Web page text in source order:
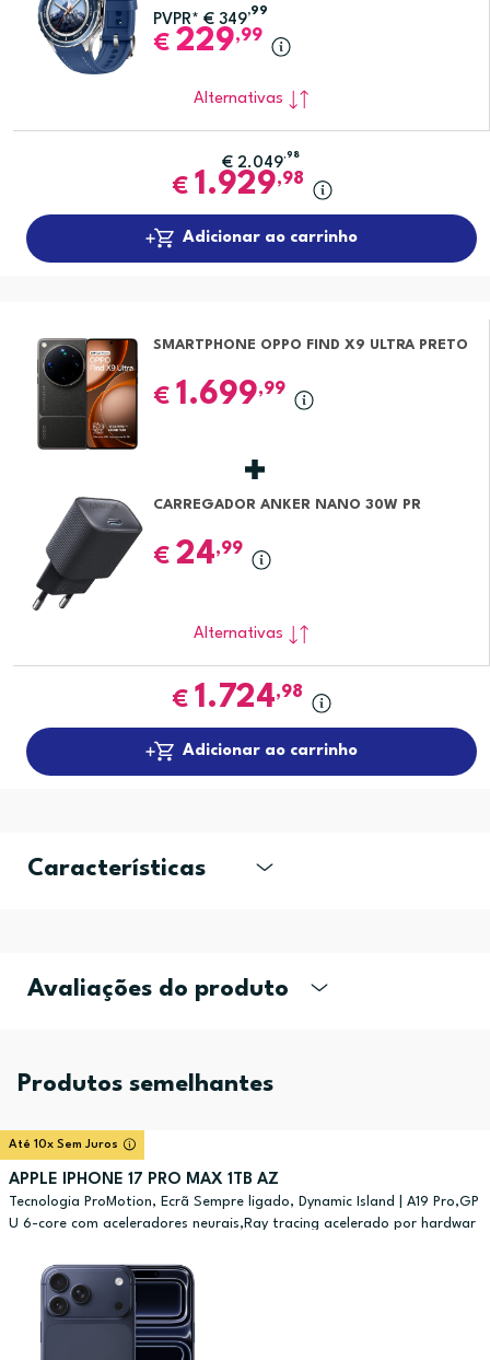
PVPR* € 349
,99
€ 229,99
Alternativas
€ 2.049 ,98
€ 1.929,98
Adicionar ao carrinho
SMARTPHONE OPPO FIND X9 ULTRA PRETO
€ 1.699,99
CARREGADOR ANKER NANO 30W PR
€ 24,99
Alternativas
€ 1.724,98
Adicionar ao carrinho
Características
Avaliações do produto
Produtos semelhantes
Até 10x Sem Juros
APPLE IPHONE 17 PRO MAX 1TB AZ
Tecnologia ProMotion, Ecrã Sempre ligado, Dynamic Island | A19 Pro,GP
U 6-core com aceleradores neurais,Ray tracing acelerado por hardwar